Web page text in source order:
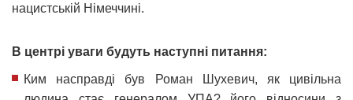
нацистській Німеччині.
В центрі уваги будуть наступні питання:
Ким насправді був Роман Шухевич, як цивільна